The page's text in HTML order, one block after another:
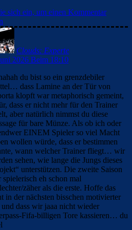
sich ein, um einen Kommentar
Clouds: Experte
2026 Beim 18:10
du bist so ein grenzdebiler
dass Lamine an der Tür von
klopft war metaphorisch gemeint,
dass er nicht mehr für den Trainer
aber natürlich nimmst du diese
für bare Münze. Als ob ich oder
EINEM Spieler so viel Macht
wollen würde, dass er bestimmen
wann welcher Trainer fliegt… wir
sehen, wie lange die Jungs dieses
unterstützen. Die zweite Saison
spielerisch eh schon mal
zäher als die erste. Hoffe das
in der nächsten bisschen motivierter
und dass wir jaaa nicht wieder
Fifa-billigen Tore kassieren… du